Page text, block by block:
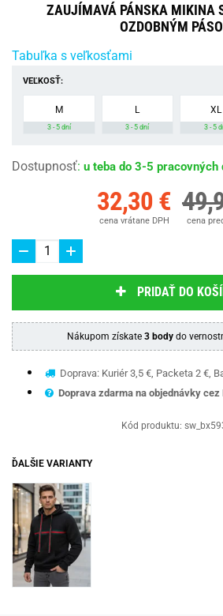
ZAUJÍMAVÁ PÁNSKA MIKINA
OZDOBNÝM
Tabuľka s veľkosťami
VEĽKOSŤ:
M
3 - 5 dní
L
3 - 5 dní
XL
3 - 5
Dostupnosť: u teba do 3-5 pracovných
32,30 €
cena vrátane DPH cena
PRIDAŤ DO
Nákupom získate 3 bodydo
Doprava: Kuriér 3,5 €, Packeta 2 €,
Doprava zdarma na objednávky cez
Kód produktu:
ĎALŠIE VARIANTY